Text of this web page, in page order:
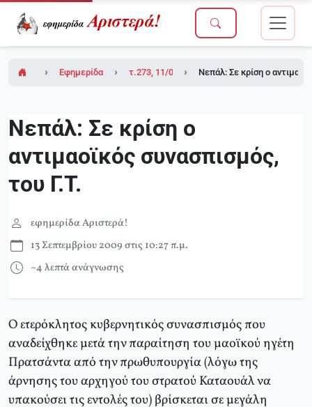
Εφημερίδα Αριστερά!τ.273, 11/09/2009Νεπάλ: Σε κρίση ο
Νεπάλ: Σε κρίση ο
αντιμαοϊκός συνασπισμός,
του Γ.Τ.
εφημερίδα Αριστερά!
13 Σεπτεμβρίου 2009 στις 10:27 π.μ.
~4 λεπτά ανάγνωσης
Ο ετερόκλητος κυβερνητικός συνασπισμός που
αναδείχθηκε μετά την παραίτηση του μαοϊκού ηγέτη
Πρατσάντα από την πρωθυπουργία (λόγω της
άρνησης του αρχηγού του στρατού Καταουάλ να
υπακούσει τις εντολές του) βρίσκεται σε μεγάλη